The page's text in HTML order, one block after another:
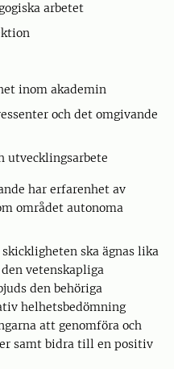
arbetet
inom akademin
och det omgivande
utvecklingsarbete
har erfarenhet av
området autonoma
ska ägnas lika
vetenskapliga
den behöriga
helhetsbedömning
att genomföra och
samt bidra till en positiv